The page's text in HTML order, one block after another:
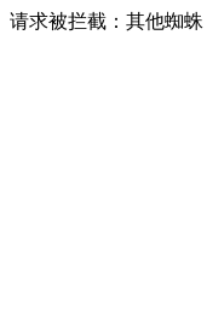
请求被拦截：其他蜘蛛